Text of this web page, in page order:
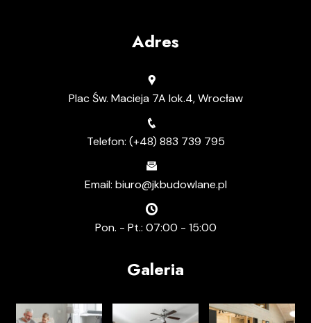
Adres
Plac Św. Macieja 7A lok.4, Wrocław
Telefon: (+48) 883 739 795
Email: biuro@jkbudowlane.pl
Pon. - Pt.: 07:00 - 15:00
Galeria